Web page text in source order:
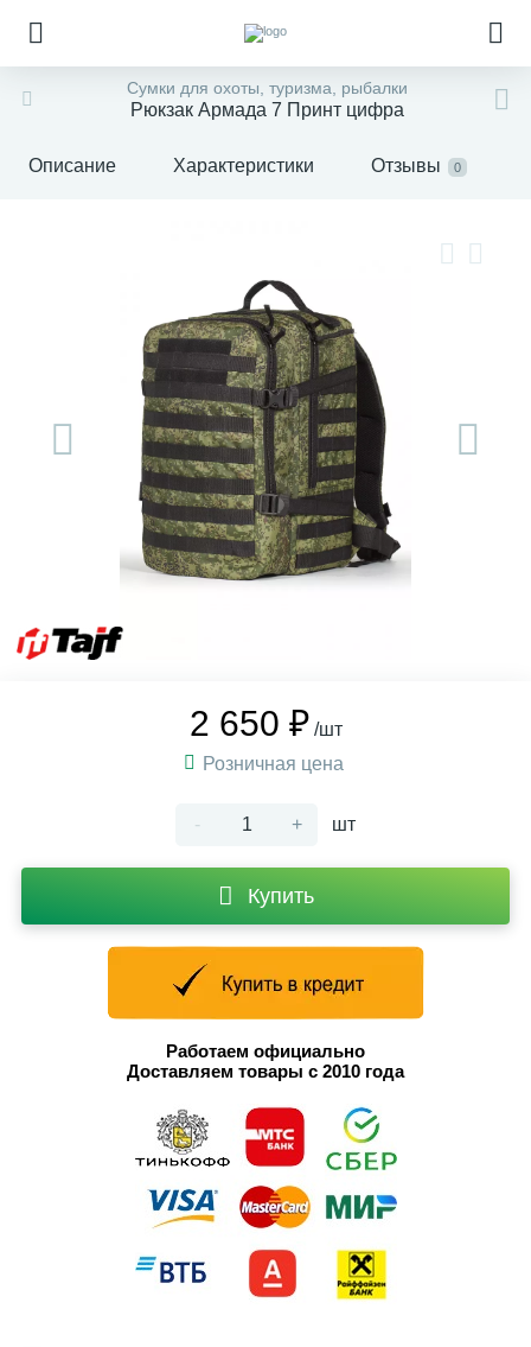
Сумки для охоты, туризма, рыбалки
Рюкзак Армада 7 Принт цифра
Описание Характеристики Отзывы 0
2 650 ₽ /шт
Розничная цена
- + шт
Купить
Работаем официально
Доставляем товары с 2010 года